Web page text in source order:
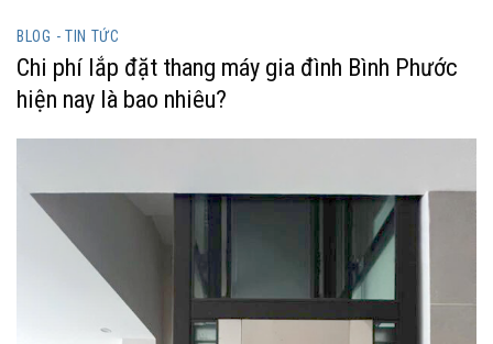
BLOG - TIN TỨC
Chi phí lắp đặt thang máy gia đình Bình Phước
hiện nay là bao nhiêu?